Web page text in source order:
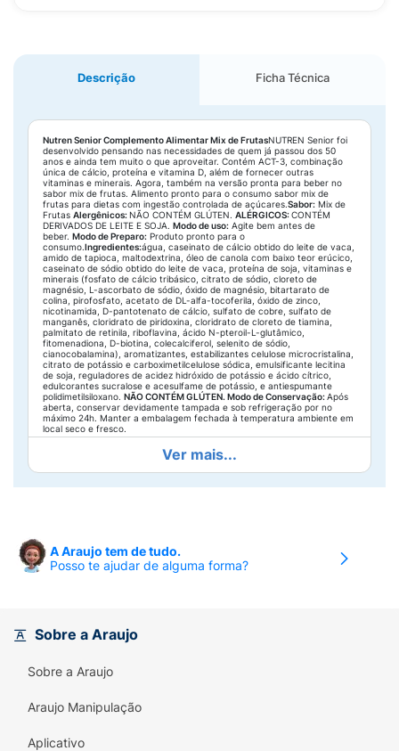
Descrição Ficha Técnica
Nutren Senior Complemento Alimentar Mix de FrutasNUTREN Senior foi
desenvolvido pensando nas necessidades de quem já passou dos 50
anos e ainda tem muito o que aproveitar. Contém ACT-3, combinação
única de cálcio, proteína e vitamina D, além de fornecer outras
vitaminas e minerais. Agora, também na versão pronta para beber no
sabor mix de frutas. Alimento pronto para o consumo sabor mix de
frutas para dietas com ingestão controlada de açúcares.Sabor: Mix de
Frutas Alergênicos:NÃO CONTÉM GLÚTEN. ALÉRGICOS:CONTÉM
DERIVADOS DE LEITE E SOJA. Modo de uso: Agite bem antes de
beber. Modo de Preparo: Produto pronto para o
consumo.Ingredientes:água, caseinato de cálcio obtido do leite de vaca,
amido de tapioca, maltodextrina, óleo de canola com baixo teor erúcico,
caseinato de sódio obtido do leite de vaca, proteína de soja, vitaminas e
minerais (fosfato de cálcio tribásico, citrato de sódio, cloreto de
magnésio, L-ascorbato de sódio, óxido de magnésio, bitartarato de
colina, pirofosfato, acetato de DL-alfa-tocoferila, óxido de zinco,
nicotinamida, D-pantotenato de cálcio, sulfato de cobre, sulfato de
manganês, cloridrato de piridoxina, cloridrato de cloreto de tiamina,
palmitato de retinila, riboflavina, ácido N-pteroil-L-glutâmico,
fitomenadiona, D-biotina, colecalciferol, selenito de sódio,
cianocobalamina), aromatizantes, estabilizantes celulose microcristalina,
citrato de potássio e carboximetilcelulose sódica, emulsificante lecitina
de soja, reguladores de acidez hidróxido de potássio e ácido cítrico,
edulcorantes sucralose e acesulfame de potássio, e antiespumante
polidimetilsiloxano. NÃO CONTÉM GLÚTEN. Modo de Conservação:Após
aberta, conservar devidamente tampada e sob refrigeração por no
máximo 24h. Manter a embalagem fechada à temperatura ambiente em
local seco e fresco.
Ver mais...
A Araujo tem de tudo.
Posso te ajudar de alguma forma?
Sobre a Araujo
Sobre a Araujo
Araujo Manipulação
Aplicativo